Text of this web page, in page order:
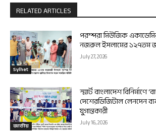
RELATED ARTICLES
Sylhet
পরম্পরা মিউজিক
নজরুল ইসলামের ১২৭তম
July 27, 2026
জাতীয়
স্মার্ট বাংলাদেশ বিনির্মাণে
দেশেরডিজিটাল লেনদেন
যুগান্তকারী
July 16, 2026